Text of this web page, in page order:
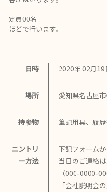
定員00名
ほどで行います。
日時 2020年 02
場所 愛知県名古
持参物 筆記用具、履
エントリ
ー方法
下記フォームか
当日のご連絡
（000-0000-
「会社説明会